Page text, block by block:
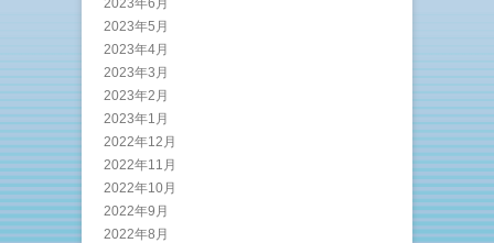
2023年6月
2023年5月
2023年4月
2023年3月
2023年2月
2023年1月
2022年12月
2022年11月
2022年10月
2022年9月
2022年8月